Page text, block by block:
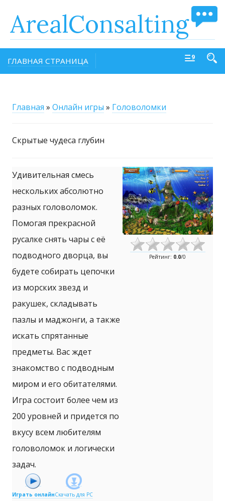
ArealConsalting
ГЛАВНАЯ СТРАНИЦА
Главная » Онлайн игры » Головоломки
Скрытые чудеса глубин
Удивительная смесь
нескольких абсолютно
разных головоломок.
Помогая прекрасной
русалке снять чары с её
подводного дворца, вы
будете собирать цепочки
из морских звезд и
ракушек, складывать
пазлы и маджонги, а также
искать спрятанные
предметы. Вас ждет
знакомство с подводным
миром и его обитателями.
Игра состоит более чем из
200 уровней и придется по
вкусу всем любителям
головоломок и логически
задач.
Играть онлайнСкачать для PC
Рейтинг: 0.0/0